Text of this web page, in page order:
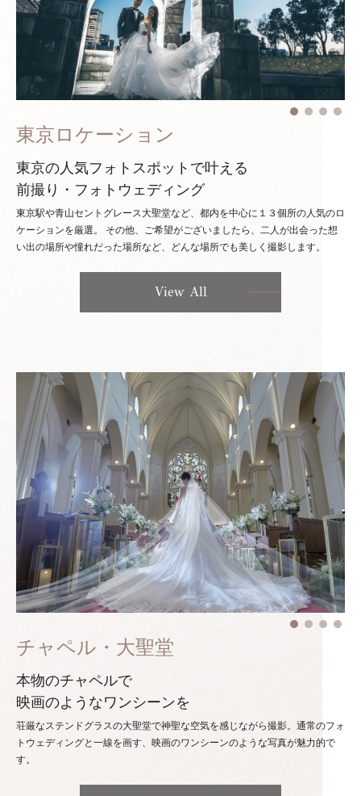
東京ロケーション
東京の人気フォトスポットで叶える
前撮り・フォトウェディング
東京駅や青山セントグレース大聖堂など、都内を中心に１３個所の人気のロ
ケーションを厳選。 その他、ご希望がございましたら、二人が出会った想
い出の場所や憧れだった場所など、どんな場所でも美しく撮影します。
View All
チャペル・大聖堂
本物のチャペルで
映画のようなワンシーンを
荘厳なステンドグラスの大聖堂で神聖な空気を感じながら撮影。通常のフォ
トウェディングと一線を画す、映画のワンシーンのような写真が魅力的で
す。